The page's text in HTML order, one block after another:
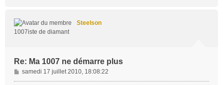
Steelson
1007iste de diamant
Re: Ma 1007 ne démarre plus
M
e
samedi 17 juillet 2010, 18:08:22